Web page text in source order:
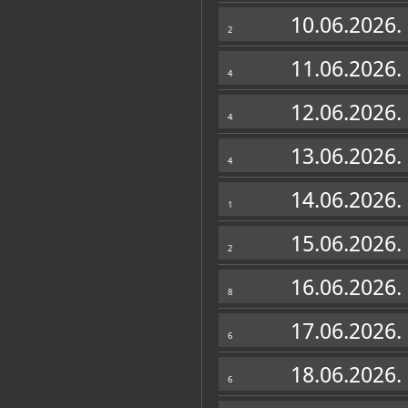
2 10.06.2026.
4 11.06.2026.
4 12.06.2026.
4 13.06.2026.
1 14.06.2026.
2 15.06.2026.
8 16.06.2026.
6 17.06.2026.
6 18.06.2026.
Zbirke
OSTALE ZBIRKE